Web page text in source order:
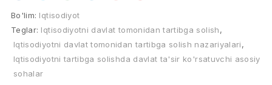
Bo'lim: Iqtisodiyot
Teglar: Iqtisodiyotni davlat tomonidan tartibga solish,
Iqtisodiyotni davlat tomonidan tartibga solish nazariyalari,
Iqtisodiyotni tartibga solishda davlat ta'sir ko'rsatuvchi asosiy
sohalar